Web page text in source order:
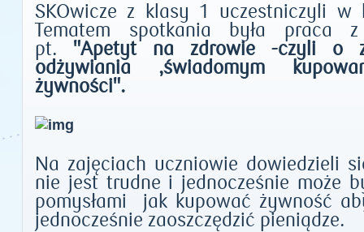
SKOwicze z klasy 1 uczestniczyli w
Tematem spotkania była praca
pt. "Apetyt na zdrowie -czyli o
odżywiania ,świadomym
żywności".
Na zajęciach uczniowie dowiedzieli
nie jest trudne i jednocześnie może
pomysłami jak kupować żywność
jednocześnie zaoszczędzić pieniądze.